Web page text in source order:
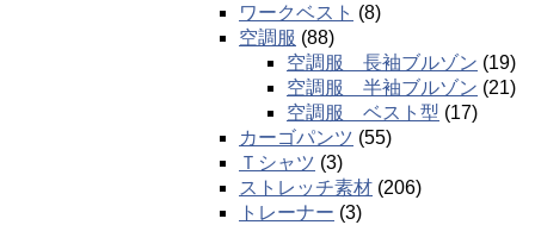
ワークベスト (8)
空調服 (88)
空調服 長袖ブルゾン (19)
空調服 半袖ブルゾン (21)
空調服 ベスト型 (17)
カーゴパンツ (55)
Ｔシャツ (3)
ストレッチ素材 (206)
トレーナー (3)